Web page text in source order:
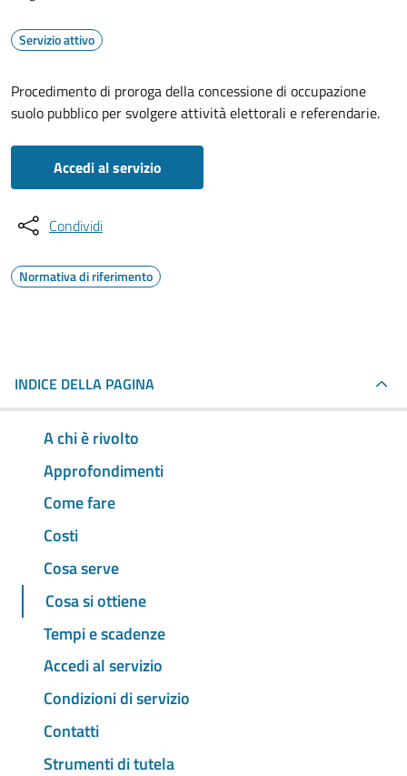
Servizio attivo
Procedimento di proroga della concessione di occupazione
suolo pubblico per svolgere attività elettorali e referendarie.
Accedi al servizio
Condividi
Normativa di riferimento
INDICE DELLA PAGINA
A chi è rivolto
Approfondimenti
Come fare
Costi
Cosa serve
Cosa si ottiene
Tempi e scadenze
Accedi al servizio
Condizioni di servizio
Contatti
Strumenti di tutela